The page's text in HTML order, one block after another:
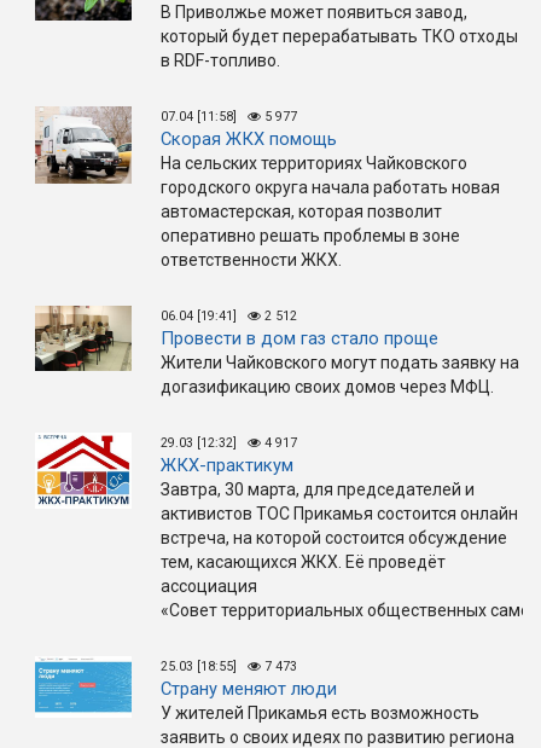
В Приволжье может появиться завод,
который будет перерабатывать ТКО отходы
в RDF-топливо.
07.04 [11:58] 5 977
Скорая ЖКХ помощь
На сельских территориях Чайковского
городского округа начала работать новая
автомастерская, которая позволит
оперативно решать проблемы в зоне
ответственности ЖКХ.
06.04 [19:41] 2 512
Провести в дом газ стало проще
Жители Чайковского могут подать заявку на
догазификацию своих домов через МФЦ.
29.03 [12:32] 4 917
ЖКХ-практикум
Завтра, 30 марта, для председателей и
активистов ТОС Прикамья состоится онлайн
встреча, на которой состоится обсуждение
тем, касающихся ЖКХ. Её проведёт
ассоциация
«Совет территориальных общественных
25.03 [18:55] 7 473
Страну меняют люди
У жителей Прикамья есть возможность
заявить о своих идеях по развитию региона